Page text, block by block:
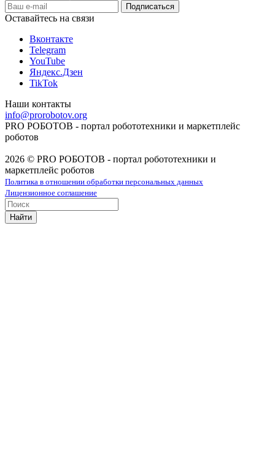
Оставайтесь на связи
Вконтакте
Telegram
YouTube
Яндекс.Дзен
TikTok
Наши контакты
info@prorobotov.org
PRO РОБОТОВ - портал робототехники и маркетплейс
роботов
2026 © PRO РОБОТОВ - портал робототехники и
маркетплейс роботов
Политика в отношении обработки персональных данных
Лицензионное соглашение
Найти